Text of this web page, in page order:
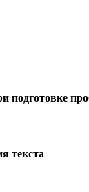
подготовке
текста